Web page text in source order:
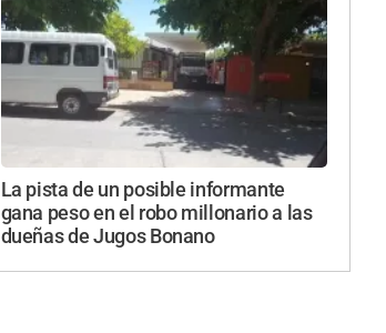
La pista de un posible informante
gana peso en el robo millonario a las
dueñas de Jugos Bonano